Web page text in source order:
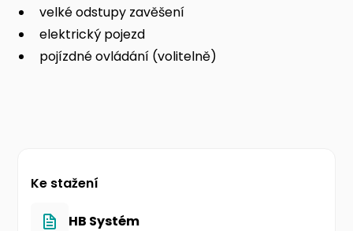
velké odstupy zavěšení
elektrický pojezd
pojízdné ovládání (volitelně)
Ke stažení
HB Systém